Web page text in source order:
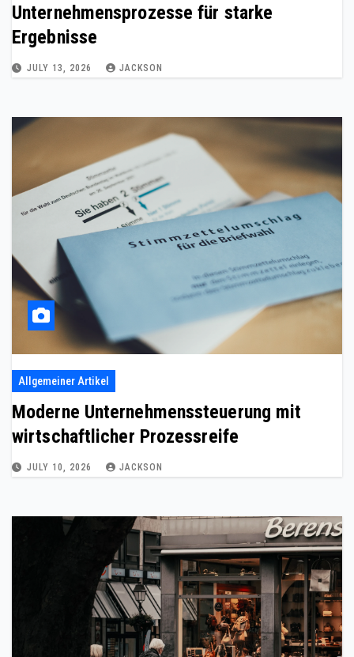
Unternehmensprozesse für starke
Ergebnisse
JULY 13, 2026 JACKSON
Allgemeiner Artikel
Moderne Unternehmenssteuerung mit
wirtschaftlicher Prozessreife
JULY 10, 2026 JACKSON